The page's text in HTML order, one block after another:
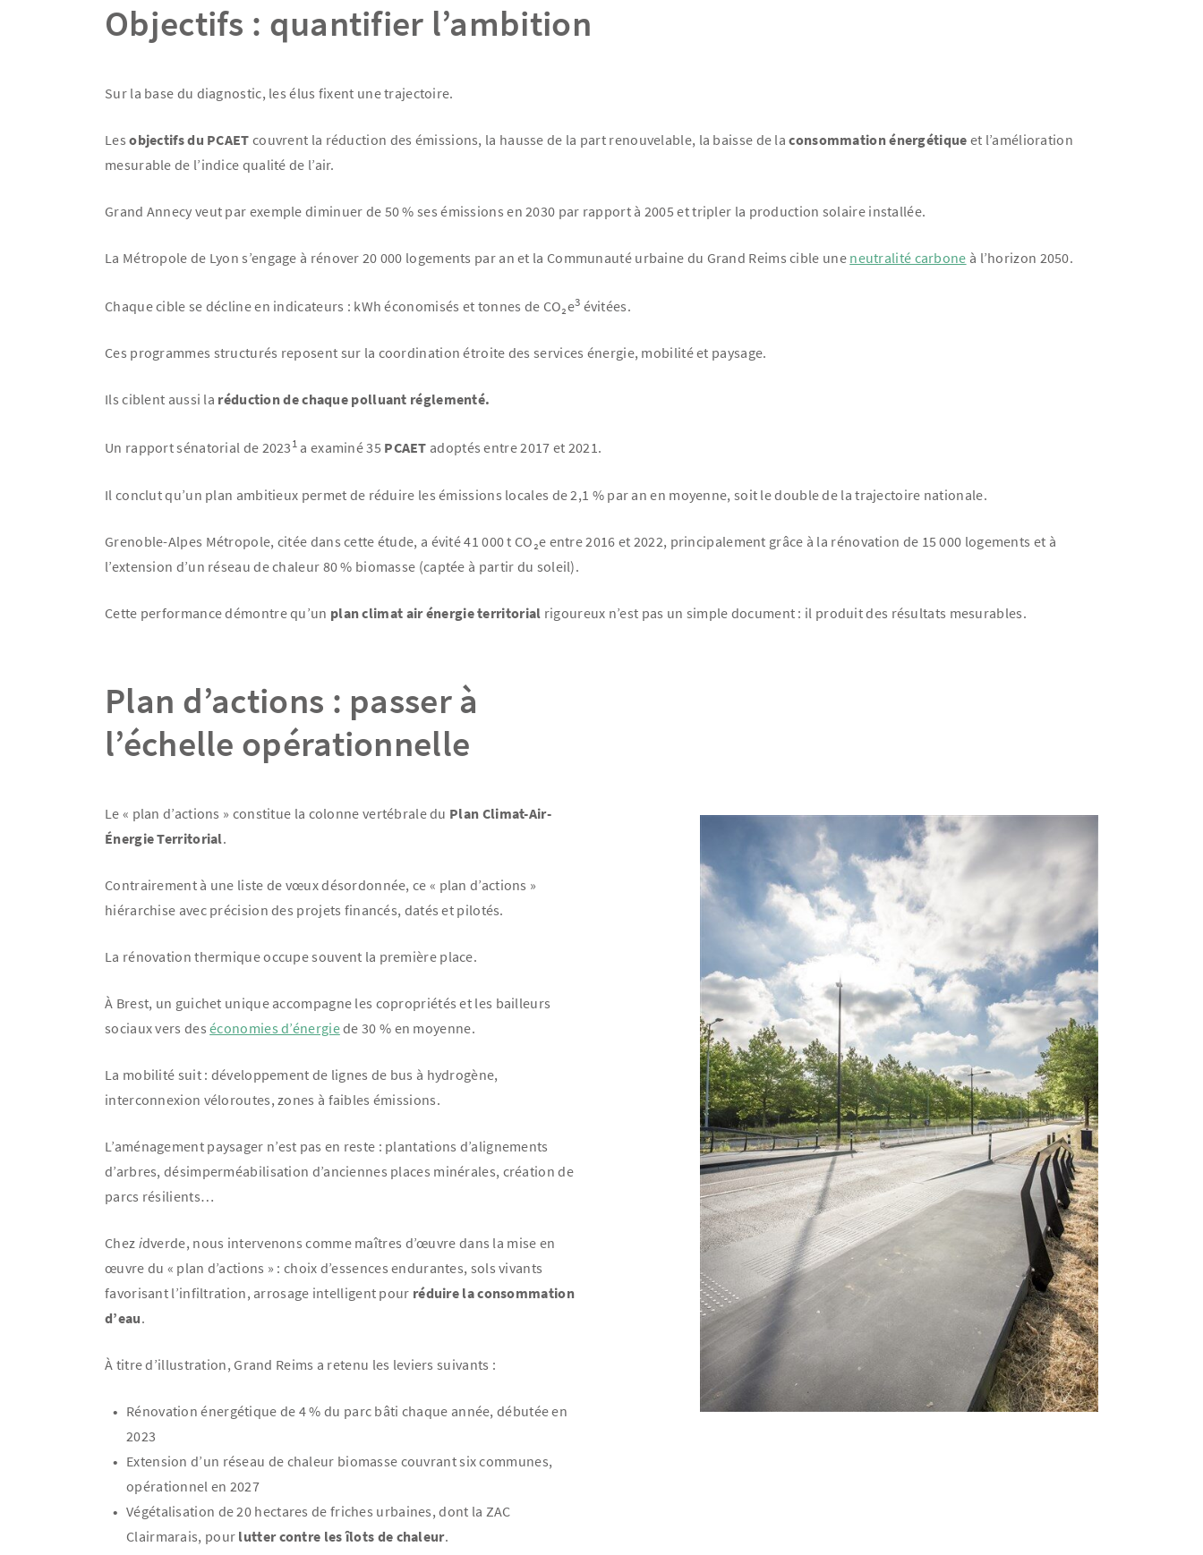
Objectifs : quantifier l’ambition
Sur la base du diagnostic, les élus fixent une trajectoire.
Lesobjectifs du PCAET couvrent la réduction des émissions, la hausse de la part renouvelable, la baisse de laconsommation énergétique et l’amélioration
mesurable de l’indice qualité de l’air.
Grand Annecy veut par exemple diminuer de 50 % ses émissions en 2030 par rapport à 2005 et tripler la production solaire installée.
La Métropole de Lyon s’engage à rénover 20 000 logements par an et la Communauté urbaine du Grand Reims cible une neutralité carbone à l’horizon 2050.
Chaque cible se décline en indicateurs : kWh économisés et tonnes de CO₂e3 évitées.
Ces programmes structurés reposent sur la coordination étroite des services énergie, mobilité et paysage.
Ils ciblent aussi la réduction de chaque polluant réglementé.
Un rapport sénatorial de 20231 a examiné 35 PCAET adoptés entre 2017 et 2021.
Il conclut qu’un plan ambitieux permet de réduire les émissions locales de 2,1 % par an en moyenne, soit le double de la trajectoire nationale.
Grenoble-Alpes Métropole, citée dans cette étude, a évité 41 000 t CO₂e entre 2016 et 2022, principalement grâce à la rénovation de 15 000 logements et à
l’extension d’un réseau de chaleur 80 % biomasse (captée à partir du soleil).
Cette performance démontre qu’un plan climat air énergie territorial rigoureux n’est pas un simple document : il produit des résultats mesurables.
Plan d’actions : passer à
l’échelle opérationnelle
Le « plan d’actions » constitue la colonne vertébrale du Plan Climat-Air-
Énergie Territorial.
Contrairement à une liste de vœux désordonnée, ce « plan d’actions »
hiérarchise avec précision des projets financés, datés et pilotés.
La rénovation thermique occupe souvent la première place.
À Brest, un guichet unique accompagne les copropriétés et les bailleurs
sociaux vers deséconomies d’énergiede 30 % en moyenne.
La mobilité suit : développement de lignes de bus à hydrogène,
interconnexion véloroutes, zones à faibles émissions.
L’aménagement paysager n’est pas en reste : plantations d’alignements
d’arbres, désimperméabilisation d’anciennes places minérales, création de
parcs résilients…
Chez idverde, nous intervenons comme maîtres d’œuvre dans la mise en
œuvre du « plan d’actions » : choix d’essences endurantes, sols vivants
favorisant l’infiltration, arrosage intelligent pour réduire la consommation
d’eau.
À titre d’illustration, Grand Reims a retenu les leviers suivants :
Rénovation énergétique de 4 % du parc bâti chaque année, débutée en
2023
Extension d’un réseau de chaleur biomasse couvrant six communes,
opérationnel en 2027
Végétalisation de 20 hectares de friches urbaines, dont la ZAC
Clairmarais, pour lutter contre les îlots de chaleur.